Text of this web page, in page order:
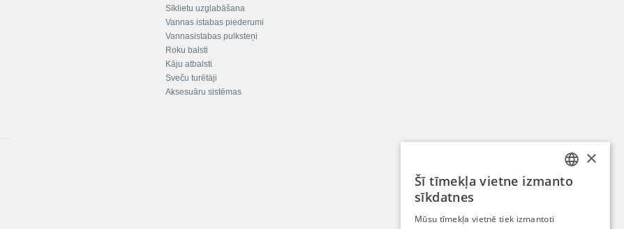
Sīklietu uzglabāšana
Vannas istabas piederumi
Vannasistabas pulksteņi
Roku balsti
Kāju atbalsti
Sveču turētāji
Aksesuāru sistēmas
LATVIAN
×
Šī tīmekļa vietne izmanto
sīkdatnes
Mūsu tīmekļa vietnē tiek izmantoti